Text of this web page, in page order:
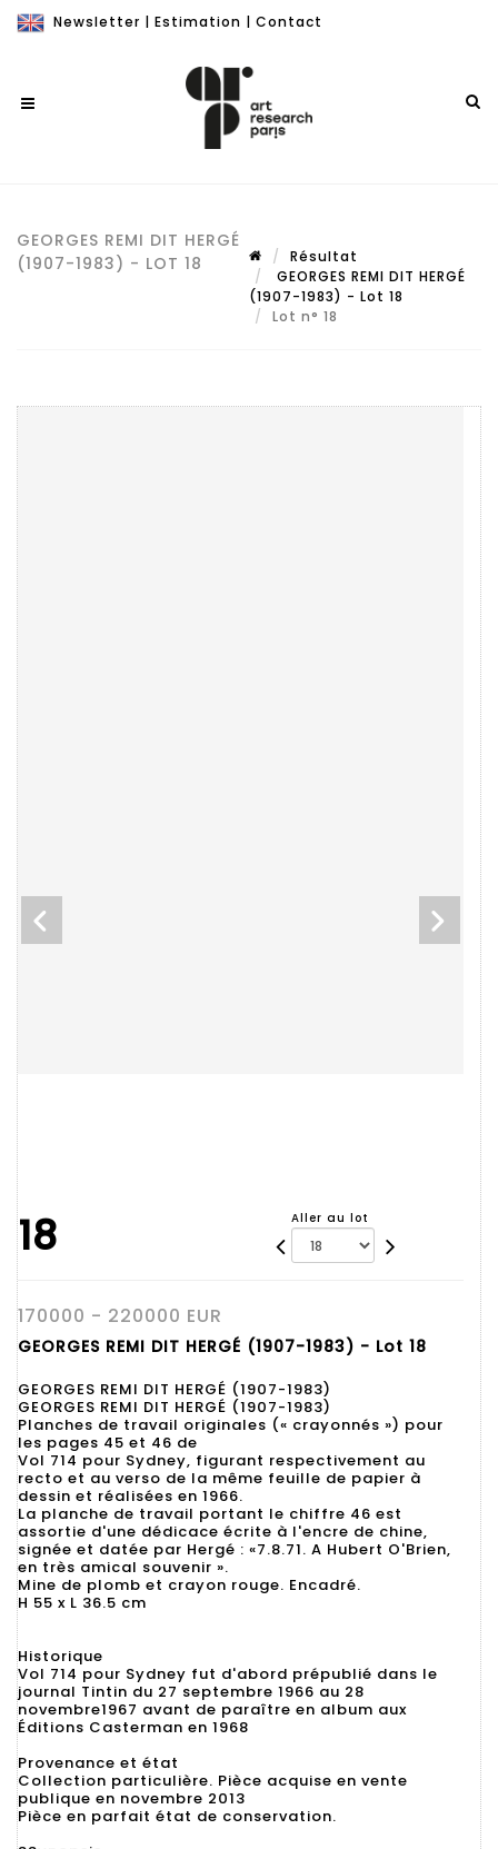
Newsletter | Estimation | Contact
GEORGES REMI DIT HERGÉ
(1907-1983) - LOT 18
Résultat
GEORGES REMI DIT HERGÉ
(1907-1983) - Lot 18
Lot n° 18
18 Aller au lot
170000 - 220000 EUR
GEORGES REMI DIT HERGÉ (1907-1983) - Lot 18
GEORGES REMI DIT HERGÉ (1907-1983)
GEORGES REMI DIT HERGÉ (1907-1983)
Planches de travail originales (« crayonnés ») pour
les pages 45 et 46 de
Vol 714 pour Sydney, figurant respectivement au
recto et au verso de la même feuille de papier à
dessin et réalisées en 1966.
La planche de travail portant le chiffre 46 est
assortie d'une dédicace écrite à l'encre de chine,
signée et datée par Hergé : «7.8.71. A Hubert O'Brien,
en très amical souvenir ».
Mine de plomb et crayon rouge. Encadré.
H 55 x L 36.5 cm
Historique
Vol 714 pour Sydney fut d'abord prépublié dans le
journal Tintin du 27 septembre 1966 au 28
novembre1967 avant de paraître en album aux
Éditions Casterman en 1968
Provenance et état
Collection particulière. Pièce acquise en vente
publique en novembre 2013
Pièce en parfait état de conservation.